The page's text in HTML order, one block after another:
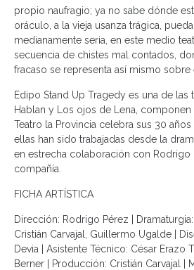
propio naufragio; ya no sabe dónde
oráculo, a la vieja usanza trágica,
medianamente seria, en este medio
secuencia de chistes mal contados,
fracaso se representa así mismo sobre
Edipo Stand Up Tragedy es una de las
Hablan y Los ojos de Lena,
Teatro la Provincia celebra sus 30 años
ellas han sido trabajadas desde la
en estrecha colaboración con Rodrigo
compañía.
FICHA ARTÍSTICA
Dirección: Rodrigo Pérez |
Cristián Carvajal, Guillermo Ugalde |
Devia | Asistente Técnico: César Erazo
Berner | Producción: Cristián Carvajal |